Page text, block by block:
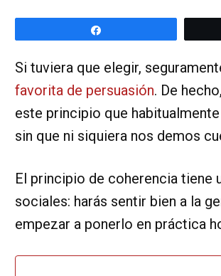
Si tuviera que elegir,
favorita de persuasión. De
este principio que
sin que ni siquiera nos demos
El principio de coherencia tiene
sociales: harás sentir bien a la
empezar a ponerlo en práctica